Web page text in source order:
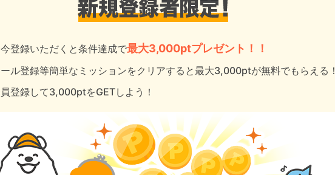
登録いただくと条件達成で最大3,000ptプレゼント！！
ル登録等簡単なミッションをクリアすると最大3,000ptが無料でもらえる！
登録して3,000ptをGETしよう！